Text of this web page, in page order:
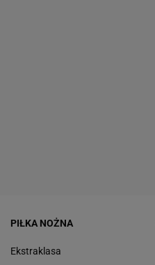
PIŁKA NOŻNA
Ekstraklasa